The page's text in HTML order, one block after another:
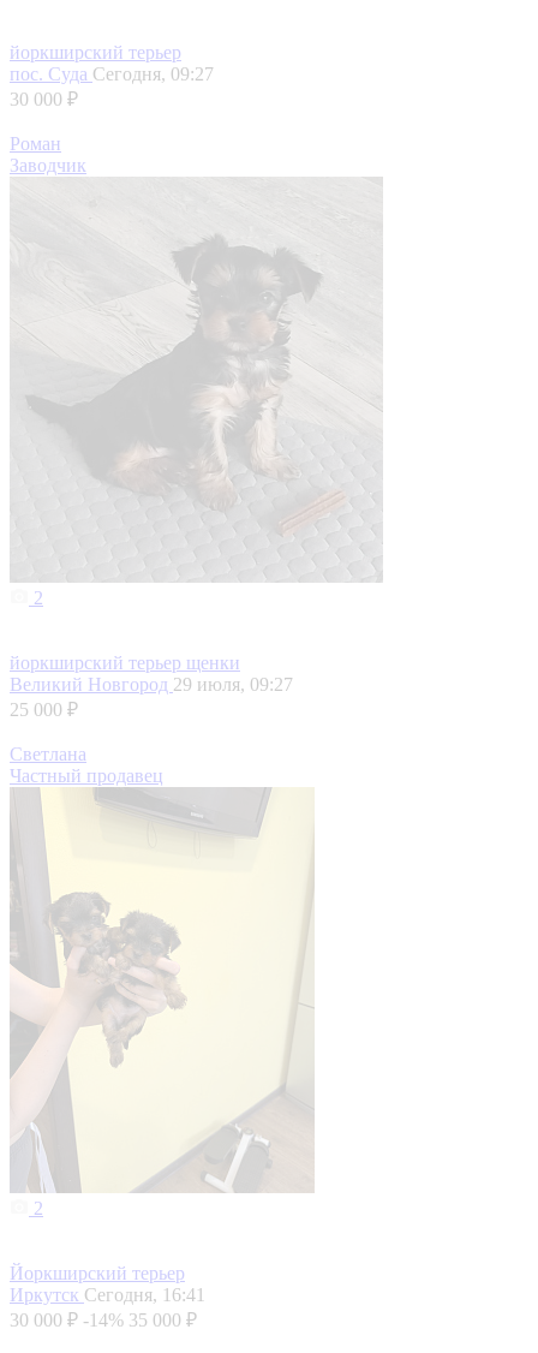
йоркширский терьер
пос. Суда Сегодня, 09:27
30 000 ₽
Роман
Заводчик
2
йоркширский терьер щенки
Великий Новгород 29 июля, 09:27
25 000 ₽
Светлана
Частный продавец
2
Йоркширский терьер
Иркутск Сегодня, 16:41
30 000 ₽ -14% 35 000 ₽